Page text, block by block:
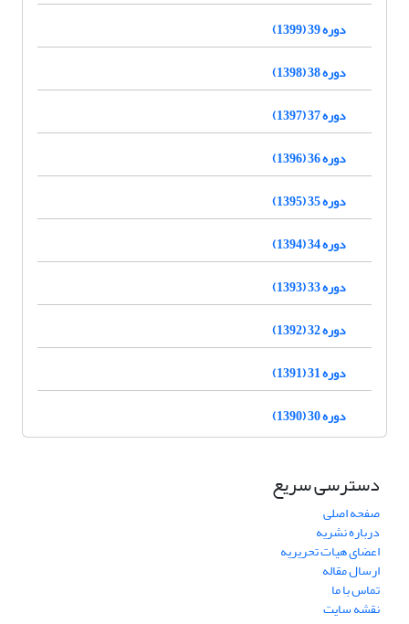
دوره 39 (1399)
دوره 38 (1398)
دوره 37 (1397)
دوره 36 (1396)
دوره 35 (1395)
دوره 34 (1394)
دوره 33 (1393)
دوره 32 (1392)
دوره 31 (1391)
دوره 30 (1390)
دسترسی سریع
صفحه اصلی
درباره نشریه
اعضای هیات تحریریه
ارسال مقاله
تماس با ما
نقشه سایت